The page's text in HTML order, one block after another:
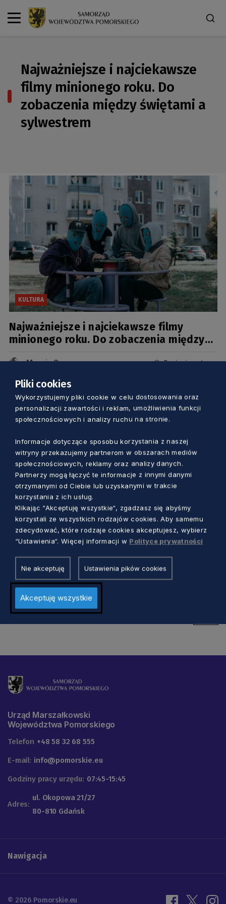
Najważniejsze i najciekawsze
filmy minionego roku. Do
zobaczenia między świętami a
sylwestrem
KULTURA
Najważniejsze i najciekawsze filmy
minionego roku. Do zobaczenia między
Marcin Szumny 7 miesięcy temu
KULTURA
Znamy laureatów 11. Biennale Sztuki
Dorota Kulka
Urząd Marszałkowski
Województwa Pomorskiego
Telefon +48 58 32 68 555
E-mail: info@pomorskie.eu
Godziny pracy urzędu: 07:45-15:45
Adres:
ul. Okopowa 21/27
80-810 Gdańsk
Nawigacja
© 2026 Pomorskie.eu
Pliki cookies
Wykorzystujemy pliki cookie w celu dostosowania oraz
personalizacji zawartości i reklam, umożliwienia funkcji
społecznościowych i analizy ruchu na stronie.
Informacje dotyczące sposobu korzystania z naszej
witryny przekazujemy partnerom w obszarach mediów
społecznościowych, reklamy oraz analizy danych.
Partnerzy mogą łączyć te informacje z innymi danymi
otrzymanymi od Ciebie lub uzyskanymi w trakcie
korzystania z ich usług.
Klikając “Akceptuję wszystkie“, zgadzasz się abyśmy
korzystali ze wszystkich rodzajów cookies. Aby samemu
zdecydować, które rodzaje cookies akceptujesz, wybierz
“Ustawienia“. Więcej informacji w Polityce prywatności
Nie akceptuję Ustawienia pików cookies
Akceptuję wszystkie